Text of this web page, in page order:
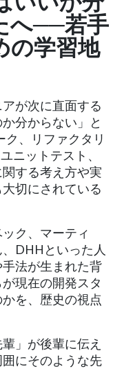
へ──若手
の学習地
が次に直面する
分からない」と
、リファクタリ
ニットテスト、
する考え方や実
切にされている
ク、マーティ
DHHといった人
法が生まれた背
現在の開発スタ
を、歴史の視点
」が後輩に伝え
にそのような先